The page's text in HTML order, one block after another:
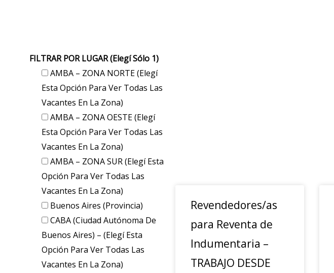
FILTRAR POR LUGAR (elegí Sólo 1)
AMBA – ZONA NORTE (elegí
Esta Opción Para Ver Todas Las
Vacantes En La Zona)
AMBA – ZONA OESTE (elegí
Esta Opción Para Ver Todas Las
Vacantes En La Zona)
AMBA – ZONA SUR (elegí Esta
Opción Para Ver Todas Las
Vacantes En La Zona)
Buenos Aires (provincia)
CABA (Ciudad Autónoma De
Buenos Aires) – (elegí Esta
Opción Para Ver Todas Las
Vacantes En La Zona)
Revendedores/as
para Reventa de
Indumentaria –
TRABAJO DESDE